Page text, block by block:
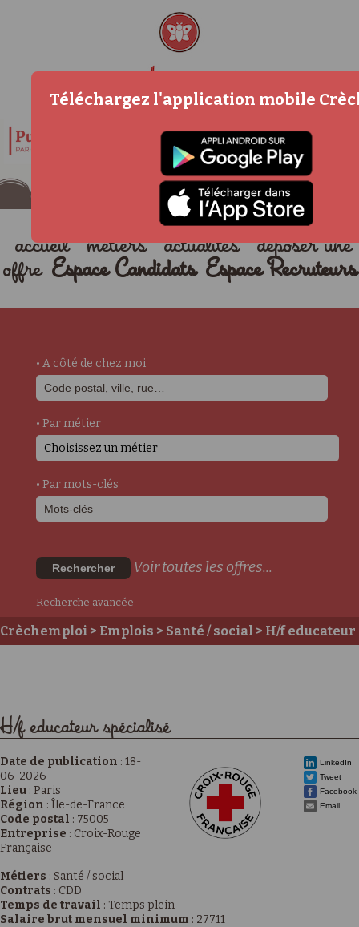
accueil métiers actualités
déposer une
offre Espace Candidats Espace Recruteurs
• A côté de chez moi
• Par métier
Choisissez un métier
• Par mots-clés
Rechercher Voir toutes les offres...
Recherche avancée
Crèchemploi > Emplois > Santé / social > H/f educateur
H/f educateur spécialisé
LinkedIn
Tweet
Facebook
Email
Date de publication : 18-
06-2026
Lieu : Paris
Région : Île-de-France
Code postal : 75005
Entreprise : Croix-Rouge
Française
Métiers : Santé / social
Contrats : CDD
Temps de travail : Temps plein
Salaire brut mensuel minimum : 27711
Téléchargez l'application mobile